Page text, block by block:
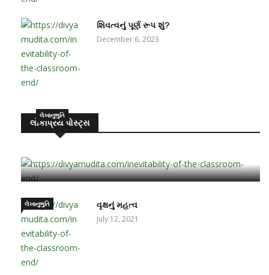
શિવત્વનું પૂર્ણ રૂપ શું?
December 6, 2023
લોકપ્રિય પોસ્ટ્સ
લેખાનુભુતિ
બાળક ઘડતરમાં પ્રમુખ ભૂમિકા – માતા-પિતાની
June 15, 2021
લેખાનુભુતિ વૃક્ષનું મહત્વ
July 12, 2021